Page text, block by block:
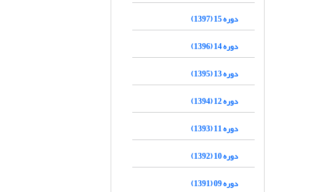
دوره 15 (1397)
دوره 14 (1396)
دوره 13 (1395)
دوره 12 (1394)
دوره 11 (1393)
دوره 10 (1392)
دوره 09 (1391)